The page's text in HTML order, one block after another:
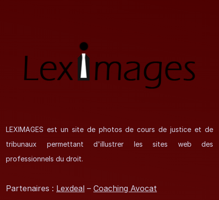
LEXIMAGES est un site de photos de cours de justice et de
tribunaux permettant d'illustrer les sites web des
professionnels du droit.
Partenaires : Lexdeal – Coaching Avocat